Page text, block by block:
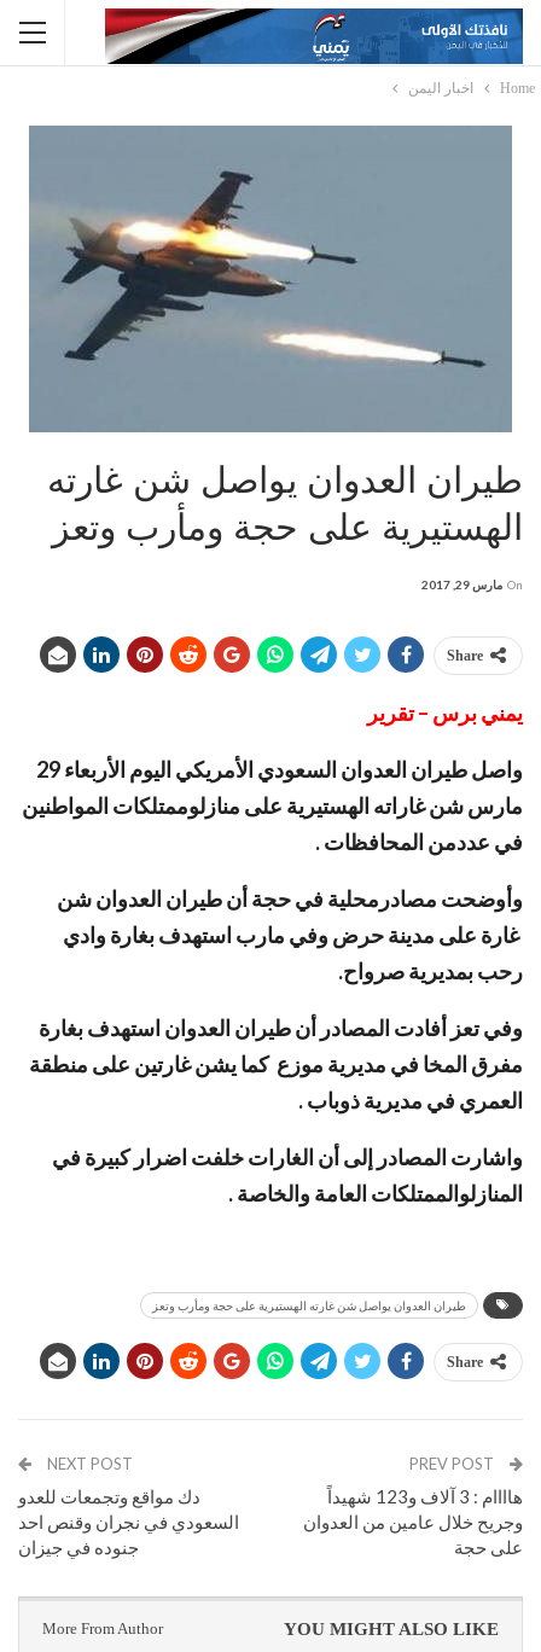
Home اخبار اليمن
طيران العدوان يواصل شن غارته
الهستيرية على حجة ومأرب وتعز
On مارس 29, 2017
Share
يمني برس – تقرير
واصل طيران العدوان السعودي الأمريكي اليوم الأربعاء 29
مارس شن غاراته الهستيرية على منازلوممتلكات المواطنين
في عددمن المحافظات .
وأوضحت مصادرمحلية في حجة أن طيران العدوان شن
غارة على مدينة حرض وفي مارب استهدف بغارة وادي
رحب بمديرية صرواح.
وفي تعز أفادت المصادر أن طيران العدوان استهدف بغارة
مفرق المخا في مديرية موزع كما يشن غارتين على منطقة
العمري في مديرية ذوباب .
واشارت المصادر إلى أن الغارات خلفت اضرار كبيرة في
المنازلوالممتلكات العامة والخاصة .
طيران العدوان يواصل شن غارته الهستيرية على حجة ومأرب وتعز
Share
هاااام : 3 آلاف و123 شهيداً
وجريح خلال عامين من العدوان
على حجة
NEXT POST
دك مواقع وتجمعات للعدو
السعودي في نجران وقنص احد
جنوده في جيزان
YOU MIGHT ALSO LIKE
More From Author